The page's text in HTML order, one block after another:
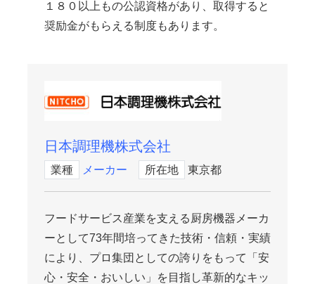
１８０以上もの公認資格があり、取得すると
奨励金がもらえる制度もあります。
日本調理機株式会社
業種 メーカー 所在地 東京都
フードサービス産業を支える厨房機器メーカ
ーとして73年間培ってきた技術・信頼・実績
により、プロ集団としての誇りをもって「安
心・安全・おいしい」を目指し革新的なキッ